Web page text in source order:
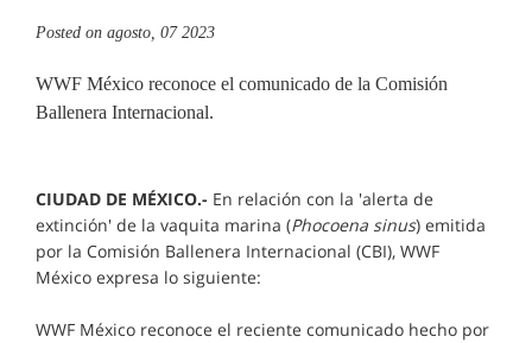
Posted on agosto, 07 2023
WWF México reconoce el comunicado de la Comisión
Ballenera Internacional.
CIUDAD DE MÉXICO.- En relación con la 'alerta de
extinción' de la vaquita marina (Phocoena sinus) emitida
por la Comisión Ballenera Internacional (CBI), WWF
México expresa lo siguiente:
WWF México reconoce el reciente comunicado hecho por